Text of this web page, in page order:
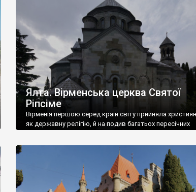
називаються «повстяками» (postaki)…” “Вино. Крим
виробляє відмінне вино і його вдосталь: воно все
легке біле і дуже […]
Ялта. Вірменська церква Святої
Ріпсіме
Вірменія першою серед країн світу прийняла
як державну релігію, й на подив багатьох пересічних